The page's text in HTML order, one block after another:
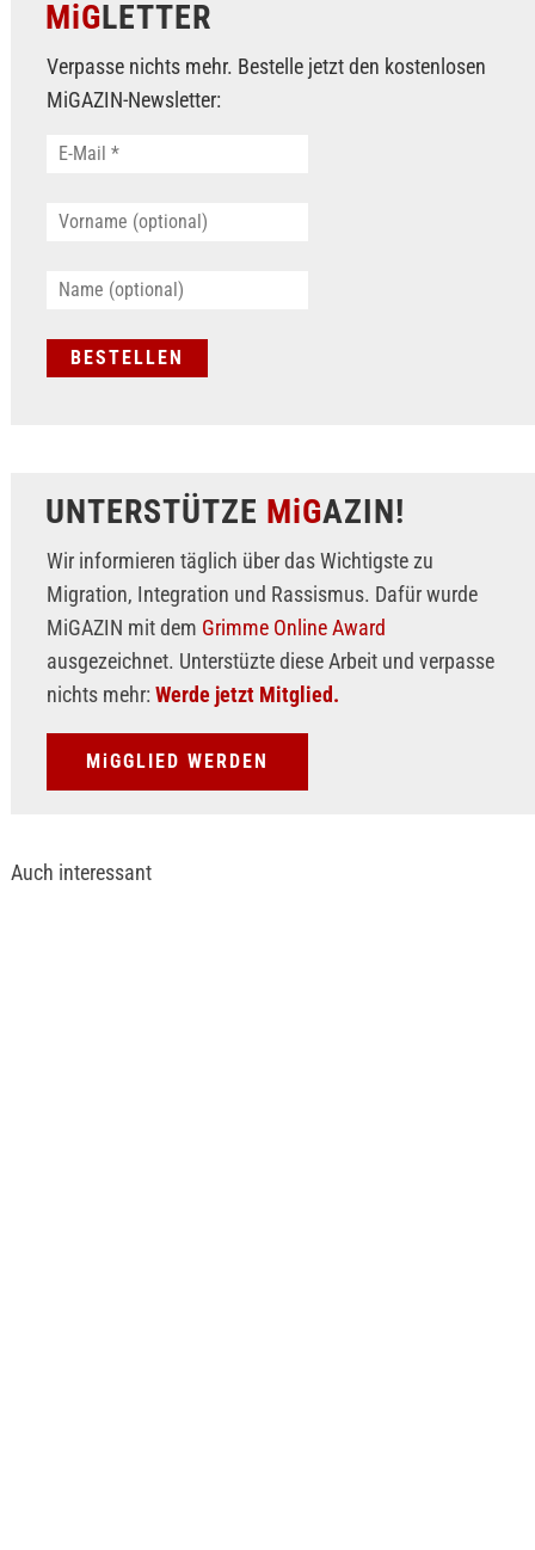
MiGLETTER
Verpasse nichts mehr. Bestelle jetzt den kostenlosen
MiGAZIN-Newsletter:
UNTERSTÜTZE MiGAZIN!
Wir informieren täglich über das Wichtigste zu
Migration, Integration und Rassismus. Dafür wurde
MiGAZIN mit dem Grimme Online Award
ausgezeichnet. Unterstüzte diese Arbeit und verpasse
nichts mehr: Werde jetzt Mitglied.
MiGGLIED WERDEN
Auch interessant